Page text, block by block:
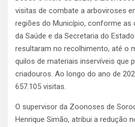
visitas de combate a arboviroses
regiões do Município, conforme as
da Saúde e da Secretaria do
resultaram no recolhimento, até o
quilos de materiais inservíveis que
criadouros. Ao longo do ano de
657.105 visitas.
O supervisor da Zoonoses de
Henrique Simão, atribui a redução